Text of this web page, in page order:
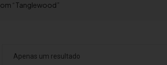
“Tanglewood”
Apenas um resultado